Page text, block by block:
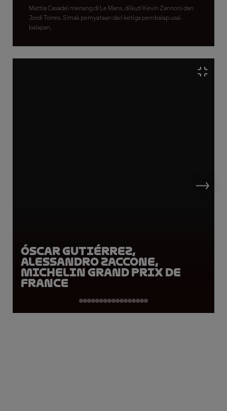
Mattia Casadei menang di Le Mans, diikuti Kevin Zannoni dan
Jordi Torres. Simak pernyataan dari ketiga pembalap usai
balapan.
Óscar Gutiérrez,
Alessandro Zaccone,
Michelin Grand Prix de
France